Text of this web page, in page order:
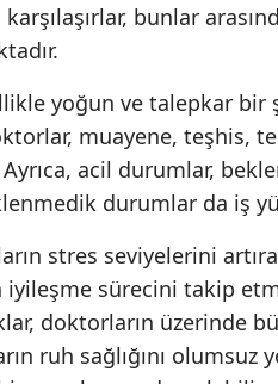
bunlar
yoğun ve talepkar bir
muayene, teşhis,
acil durumlar,
durumlar da iş
stres seviyelerini
iyileşme sürecini takip
doktorların üzerinde
ruh sağlığını olumsuz